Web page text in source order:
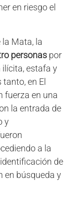
en riesgo el
la Mata, la
personas por
estafa y
en El
fuerza en una
la entrada de
y
a la
de
en búsqueda y